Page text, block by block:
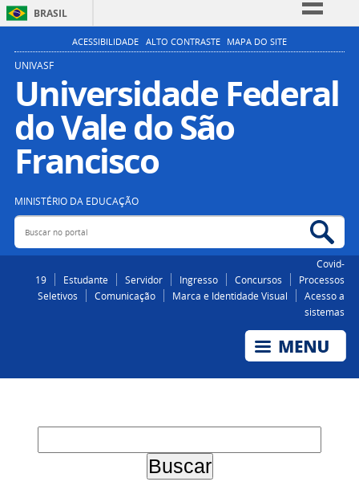
BRASIL
Simplifique!
Participe
Acesso à informação
Legislação
ACESSIBILIDADE ALTO CONTRASTE MAPA DO SITE
UNIVASF
Universidade Federal
do Vale do São
Francisco
MINISTÉRIO DA EDUCAÇÃO
Buscar no portal
Covid-
19
Estudante Servidor Ingresso Concursos
Processos
Seletivos
Comunicação Marca e Identidade Visual
Acesso a
sistemas